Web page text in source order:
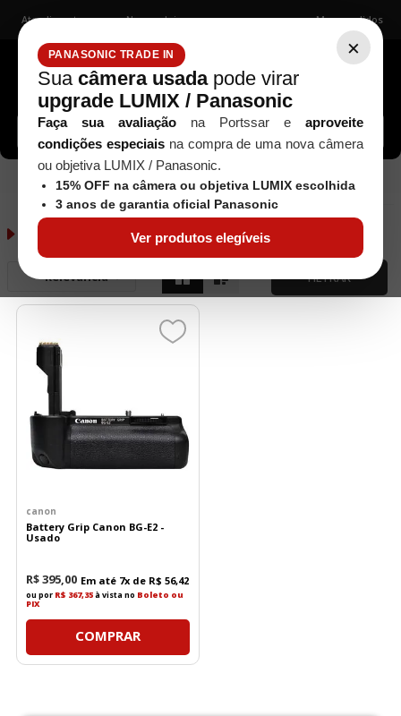
×
PANASONIC TRADE IN
Sua câmera usadapode virar
upgrade LUMIX / Panasonic
Faça sua avaliação na Portssar e aproveite
condições especiaisna compra de uma nova câmera
ou objetiva LUMIX / Panasonic.
15% OFF na câmera ou objetiva LUMIX escolhida
3 anos de garantia oficial Panasonic
Ver produtos elegíveis
Atendimento Nossas lojas Meus pedidos
Buscar câmeras, lentes, acessórios...
Seminovos Battery Grip Canon 154
Canon produto
Relevância FILTRAR
canon
Battery Grip Canon BG-E2 -
Usado
R$395 00 Em até 7x de R$ 56,42
ou por R$ 367,35à vista no Boleto ou
PIX
COMPRAR